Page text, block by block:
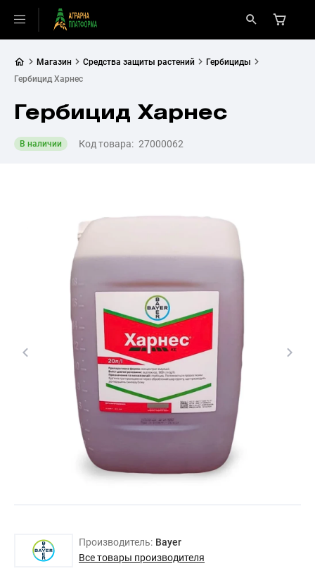
Магазин Средства защиты растений
Гербициды
Гербицид Харнес
Гербицид Харнес
В наличии Код товара: 27000062
Производитель: Bayer
Все товары производителя